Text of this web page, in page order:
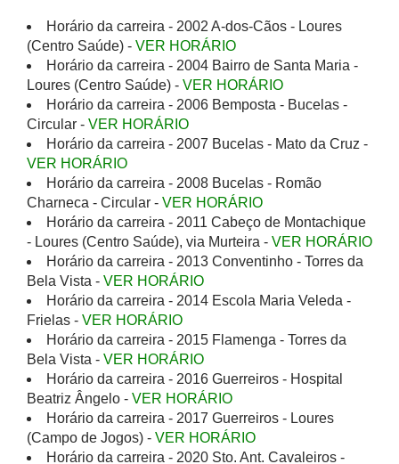
Horário da carreira - 2002 A-dos-Cãos - Loures
(Centro Saúde) - VER HORÁRIO
Horário da carreira - 2004 Bairro de Santa Maria -
Loures (Centro Saúde) - VER HORÁRIO
Horário da carreira - 2006 Bemposta - Bucelas -
Circular - VER HORÁRIO
Horário da carreira - 2007 Bucelas - Mato da Cruz -
VER HORÁRIO
Horário da carreira - 2008 Bucelas - Romão
Charneca - Circular - VER HORÁRIO
Horário da carreira - 2011 Cabeço de Montachique
- Loures (Centro Saúde), via Murteira - VER HORÁRIO
Horário da carreira - 2013 Conventinho - Torres da
Bela Vista - VER HORÁRIO
Horário da carreira - 2014 Escola Maria Veleda -
Frielas - VER HORÁRIO
Horário da carreira - 2015 Flamenga - Torres da
Bela Vista - VER HORÁRIO
Horário da carreira - 2016 Guerreiros - Hospital
Beatriz Ângelo - VER HORÁRIO
Horário da carreira - 2017 Guerreiros - Loures
(Campo de Jogos) - VER HORÁRIO
Horário da carreira - 2020 Sto. Ant. Cavaleiros -